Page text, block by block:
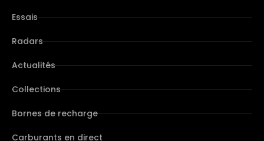
Essais
Radars
Actualités
Collections
Bornes de recharge
Carburants en direct